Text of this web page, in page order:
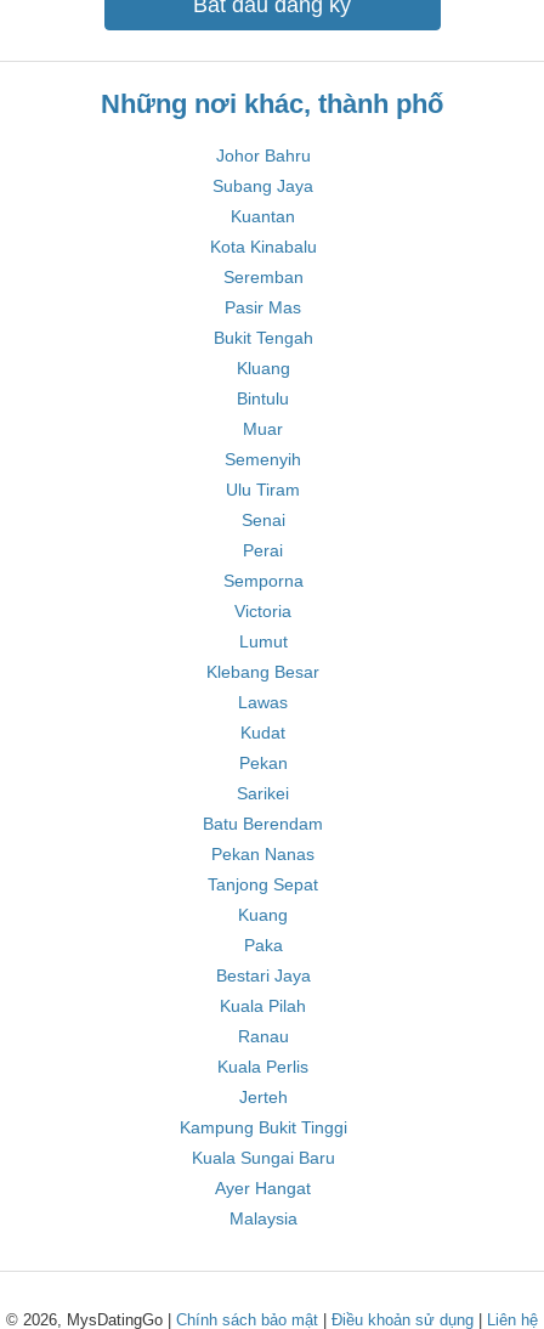
Bắt đầu đăng ký
Những nơi khác, thành phố
Johor Bahru
Subang Jaya
Kuantan
Kota Kinabalu
Seremban
Pasir Mas
Bukit Tengah
Kluang
Bintulu
Muar
Semenyih
Ulu Tiram
Senai
Perai
Semporna
Victoria
Lumut
Klebang Besar
Lawas
Kudat
Pekan
Sarikei
Batu Berendam
Pekan Nanas
Tanjong Sepat
Kuang
Paka
Bestari Jaya
Kuala Pilah
Ranau
Kuala Perlis
Jerteh
Kampung Bukit Tinggi
Kuala Sungai Baru
Ayer Hangat
Malaysia
© 2026, MysDatingGo | Chính sách bảo mật Điều khoản sử dụng Liên hệ